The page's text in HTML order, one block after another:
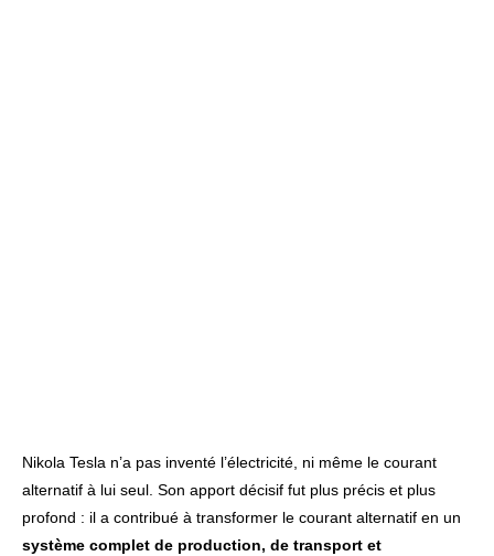
Nikola Tesla n’a pas inventé l’électricité, ni même le courant
alternatif à lui seul. Son apport décisif fut plus précis et plus
profond : il a contribué à transformer le courant alternatif en un
système complet de production, de transport et